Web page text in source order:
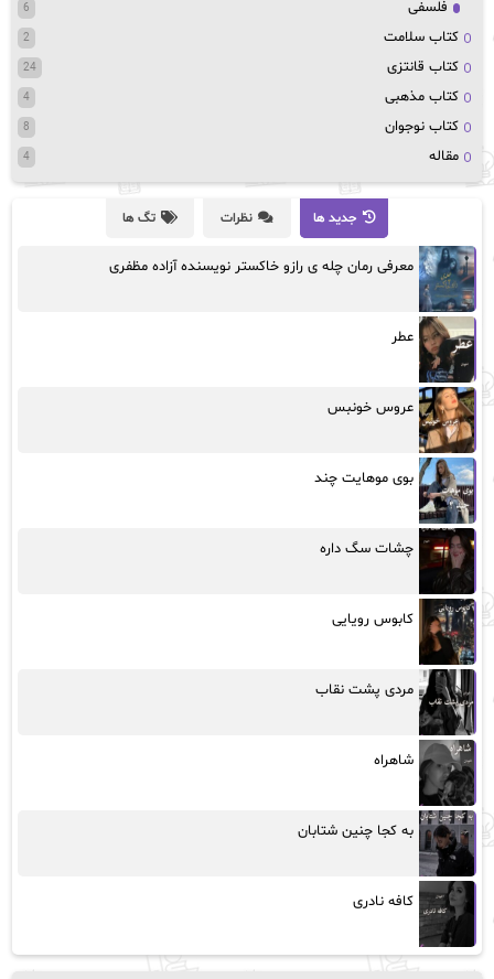
فلسفی 6
کتاب سلامت 2
کتاب قانتزی 24
کتاب مذهبی 4
کتاب نوجوان 8
مقاله 4
جدید ها نظرات تگ ها
معرفی رمان چله ی رازو خاکستر نویسنده آزاده مظفری
عطر
عروس خونبس
بوی موهایت چند
چشات سگ داره
کابوس رویایی
مردی پشت نقاب
شاهراه
به کجا چنین شتابان
کافه نادری